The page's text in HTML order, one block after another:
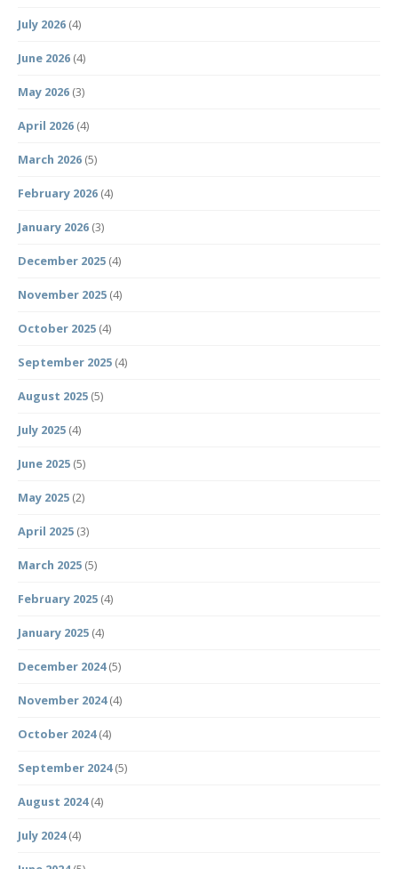
July 2026 (4)
June 2026 (4)
May 2026 (3)
April 2026 (4)
March 2026 (5)
February 2026 (4)
January 2026 (3)
December 2025 (4)
November 2025 (4)
October 2025 (4)
September 2025 (4)
August 2025 (5)
July 2025 (4)
June 2025 (5)
May 2025 (2)
April 2025 (3)
March 2025 (5)
February 2025 (4)
January 2025 (4)
December 2024(5)
November 2024(4)
October 2024(4)
September 2024(5)
August 2024(4)
July 2024(4)